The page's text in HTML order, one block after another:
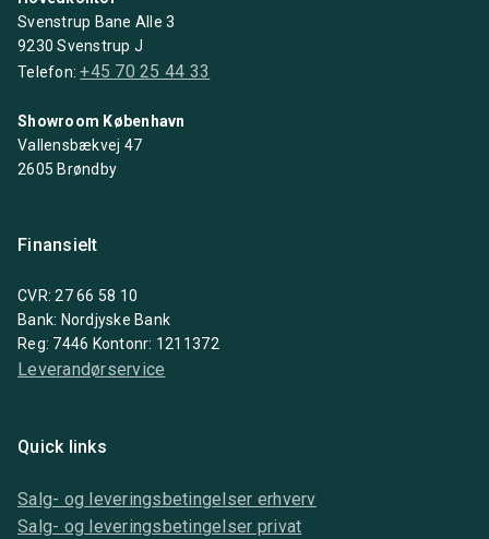
Svenstrup Bane Alle 3
9230 Svenstrup J
Telefon:+45 70 25 44 33
Showroom København
Vallensbækvej 47
2605 Brøndby
Finansielt
CVR: 27 66 58 10
Bank: Nordjyske Bank
Reg: 7446 Kontonr: 1211372
Leverandørservice
Quick links
Salg- og leveringsbetingelser erhverv
Salg- og leveringsbetingelser privat